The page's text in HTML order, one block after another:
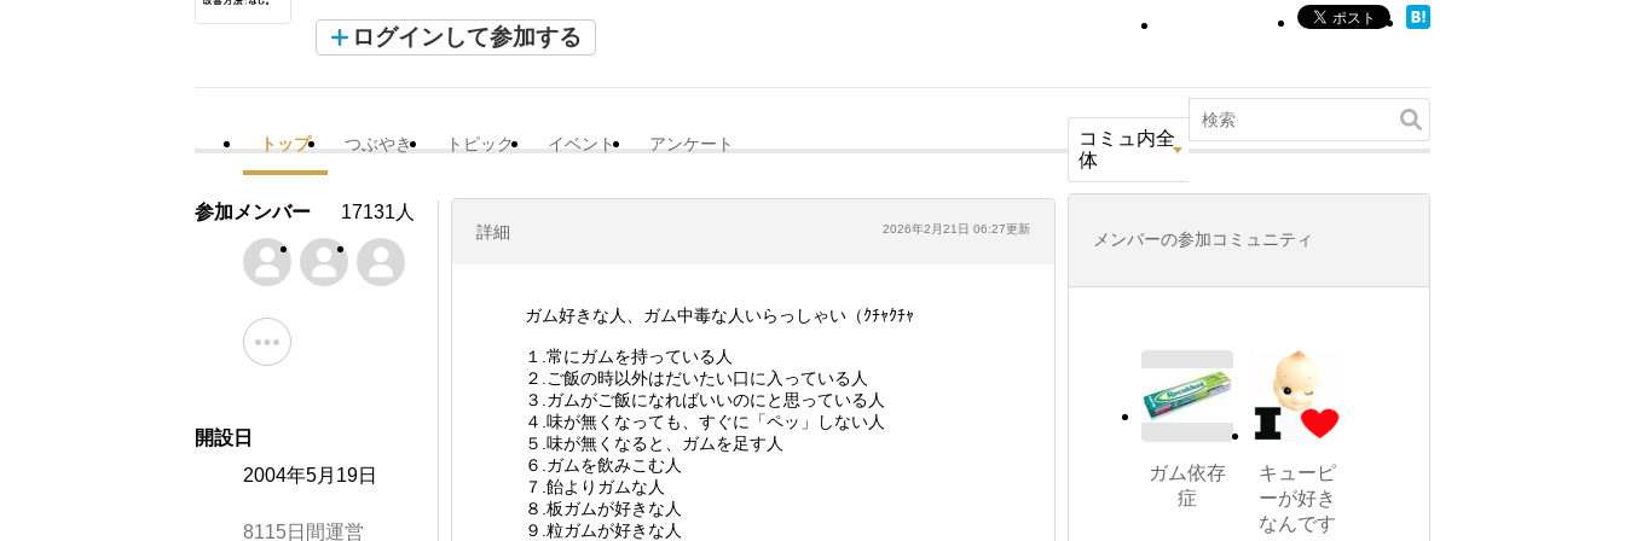
ログインして参加する
トップ つぶやき トピック イベント アンケート
コミュ内全
体
詳細 2026年2月21日 06:27更新
ガム好きな人、ガム中毒な人いらっしゃい（ｸﾁｬｸﾁｬ
１.常にガムを持っている人
２.ご飯の時以外はだいたい口に入っている人
３.ガムがご飯になればいいのにと思っている人
４.味が無くなっても、すぐに「ペッ」しない人
５.味が無くなると、ガムを足す人
６.ガムを飲みこむ人
７.飴よりガムな人
８.板ガムが好きな人
９.粒ガムが好きな人
参加メンバー 17131人
開設日
2004年5月19日
8115日間運営
メンバーの参加コミュニティ
ガム依存
症
キューピ
ーが好き
なんです